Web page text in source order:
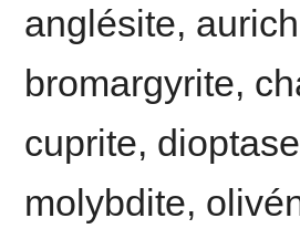
anglésite,
bromargyrite,
cuprite,
molybdite,